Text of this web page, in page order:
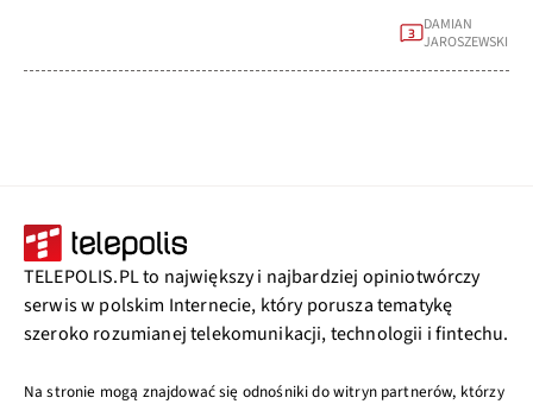
3 DAMIAN
JAROSZEWSKI
TELEPOLIS.PL to największy i najbardziej opiniotwórczy
serwis w polskim Internecie, który porusza tematykę
szeroko rozumianej telekomunikacji, technologii i fintechu.
Na stronie mogą znajdować się odnośniki do witryn partnerów, którzy